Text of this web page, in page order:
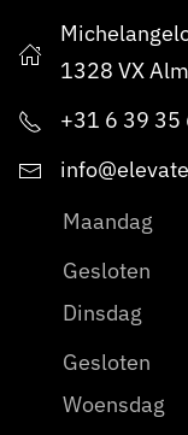
1328 VX
+31 6 39 35
Maandag
Gesloten
Dinsdag
Gesloten
Woensdag